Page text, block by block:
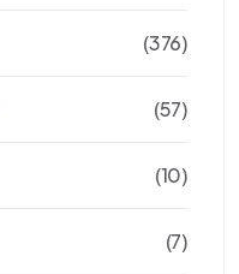
(376)
(57)
(10)
(7)